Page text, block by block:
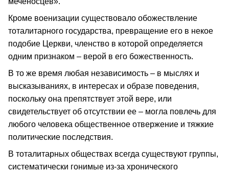
Кроме военизации существовало обожествление
тоталитарного государства, превращение его в некое
подобие Церкви, членство в которой определяется
одним признаком – верой в его божественность.
В то же время любая независимость – в мыслях и
высказываниях, в интересах и образе поведения,
поскольку она препятствует этой вере, или
свидетельствует об отсутствии ее – могла повлечь для
любого человека общественное отвержение и тяжкие
политические последствия.
В тоталитарных обществах всегда существуют группы,
систематически гонимые из-за хронического